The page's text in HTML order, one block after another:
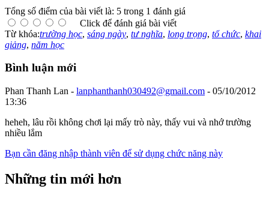
Tổng số điểm của bài viết là: 5 trong 1 đánh giá
Click để đánh giá bài viết
Từ khóa:trường học, sáng ngày, tư nghĩa, long trọng, tổ chức, khai
giảng, năm học
Bình luận mới
Phan Thanh Lan - lanphanthanh030492@gmail.com - 05/10/2012
13:36
heheh, lâu rồi không chơi lại mấy trò này, thấy vui và nhớ trường
nhiều lắm
Bạn cần đăng nhập thành viên để sử dụng chức năng này
Những tin mới hơn